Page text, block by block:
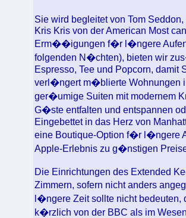
Sie wird begleitet von Tom
Kris Kris von der American Most
Erm��igungen f�r l�ngere
folgenden N�chten), bieten wir
Espresso, Tee und Popcorn, damit
verl�ngert m�blierte Wohnungen
ger�umige Suiten mit modernem
G�ste entfalten und entspannen
Eingebettet in das Herz von
eine Boutique-Option f�r l�ngere
Apple-Erlebnis zu g�nstigen
Die Einrichtungen des Extended
Zimmern, sofern nicht anders
l�ngere Zeit sollte nicht bedeuten,
k�rzlich von der BBC als im